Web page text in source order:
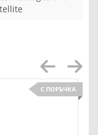
С ПОРЪЧКА